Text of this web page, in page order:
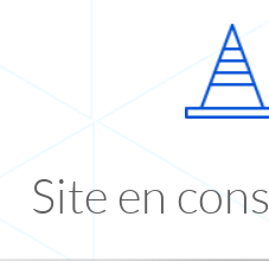
Site en